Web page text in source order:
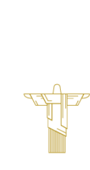
Realizações
Patrocinadores &